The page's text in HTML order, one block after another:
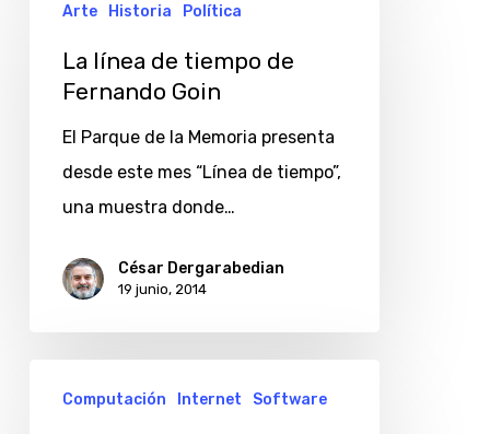
línea
tiempo
Fernando
Arte Historia Política
La línea de tiempo de
Fernando Goin
El Parque de la Memoria presenta
desde este mes “Línea de tiempo”,
una muestra donde…
César Dergarabedian
19 junio, 2014
Computación Internet Software